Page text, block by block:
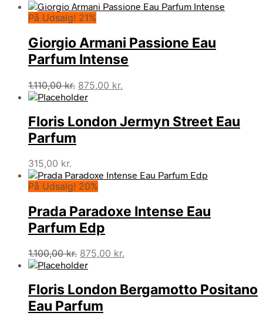
På Udsalg! 21%
Giorgio Armani Passione Eau
Parfum Intense
1.110,00kr. Den
oprindelige
var:
1.110,00 kr..
875,00 kr.
er:
875,00 kr..
Floris London Jermyn Street Eau
Parfum
315,00 kr.
På Udsalg! 20%
Prada Paradoxe Intense Eau
Parfum Edp
1.100,00kr. Den
oprindelige
var:
1.100,00 kr..
875,00 kr.
er:
875,00 kr..
Floris London Bergamotto Positano
Eau Parfum